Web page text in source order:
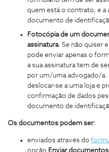
quem está o contrato, e a
documento de
Fotocópia de um
assinatura. Se não quiser
pode enviar apenas o
a sua assinatura tem de
por um/uma advogado/a.
deslocar-se a uma loja e
confirmação de dados
documento de
Os documentos podem ser:
enviados através do
opção Enviar